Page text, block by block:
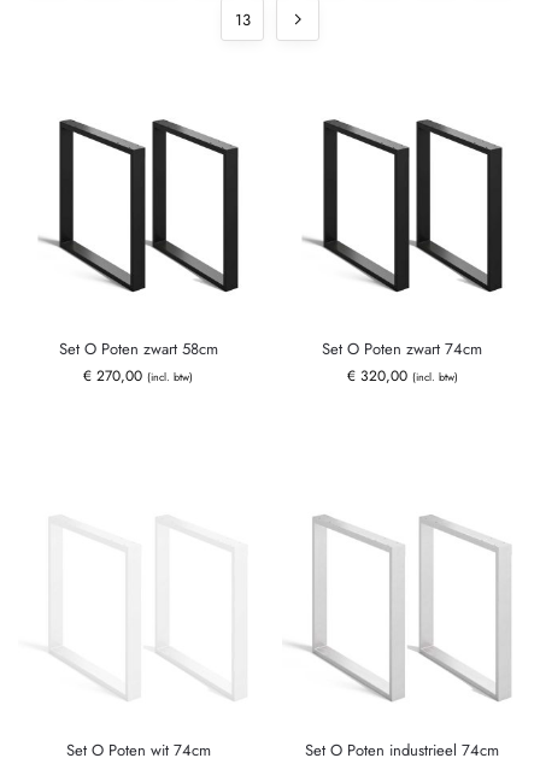
13
Set O Poten zwart 58cm
€ 270,00 (incl. btw)
Set O Poten zwart 74cm
€320,00 (incl. btw)
Set O Poten wit 74cm Set O Poten industrieel 74cm